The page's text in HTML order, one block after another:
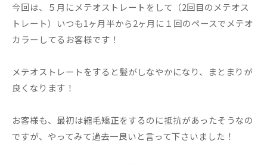
今回は、５月にメテオストレートをして（2回目のメテオス
トレート）いつも1ヶ月半から2ヶ月に１回のペースでメテオ
カラーしてるお客様です！
メテオストレートをすると髪がしなやかになり、まとまりが
良くなります！
お客様も、最初は縮毛矯正をするのに抵抗があったそうなの
ですが、やってみて過去一良いと言って下さいました！